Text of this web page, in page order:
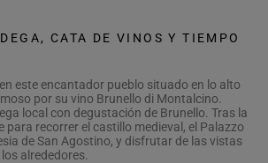
CATA DE VINOS Y TIEMPO
este encantador pueblo situado en lo alto
por su vino Brunello di Montalcino.
local con degustación de Brunello. Tras la
para recorrer el castillo medieval, el Palazzo
de San Agostino, y disfrutar de las vistas
alrededores.